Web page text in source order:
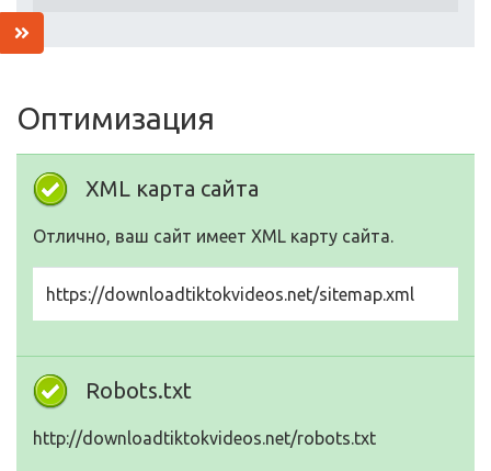
Оптимизация
XML карта сайта
Отлично, ваш сайт имеет XML карту сайта.
https://downloadtiktokvideos.net/sitemap.xml
Robots.txt
http://downloadtiktokvideos.net/robots.txt